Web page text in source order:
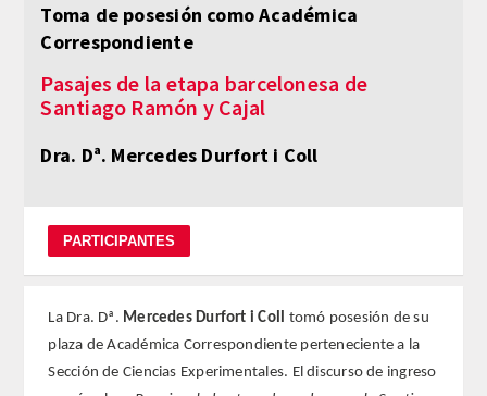
HISTORIA
PRESIDENTES
JUNTA DE GOBIERNO
ESTATUTOS
REGLAMENTO
FUNDACIÓN LIBERADE
Toma de posesión como Académica
Correspondiente
Pasajes de la etapa barcelonesa de
Santiago Ramón y Cajal
Dra. Dª. Mercedes Durfort i Coll
La Dra. Dª. Mercedes Durfort i Coll
tomó posesión de su
plaza de Académica Correspondiente perteneciente a la
Sección de Ciencias Experimentales. El discurso de ingreso